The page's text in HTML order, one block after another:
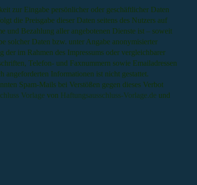
zur Eingabe persönlicher oder geschäftlicher Daten
die Preisgabe dieser Daten seitens des Nutzers auf
und Bezahlung aller angebotenen Dienste ist – soweit
solcher Daten bzw. unter Angabe anonymisierter
der im Rahmen des Impressums oder vergleichbarer
Telefon- und Faxnummern sowie Emailadressen
Informationen ist nicht gestattet.
Spam-Mails bei Verstößen gegen dieses Verbot
Vorlage von Haftungsausschluss-Vorlage.de und